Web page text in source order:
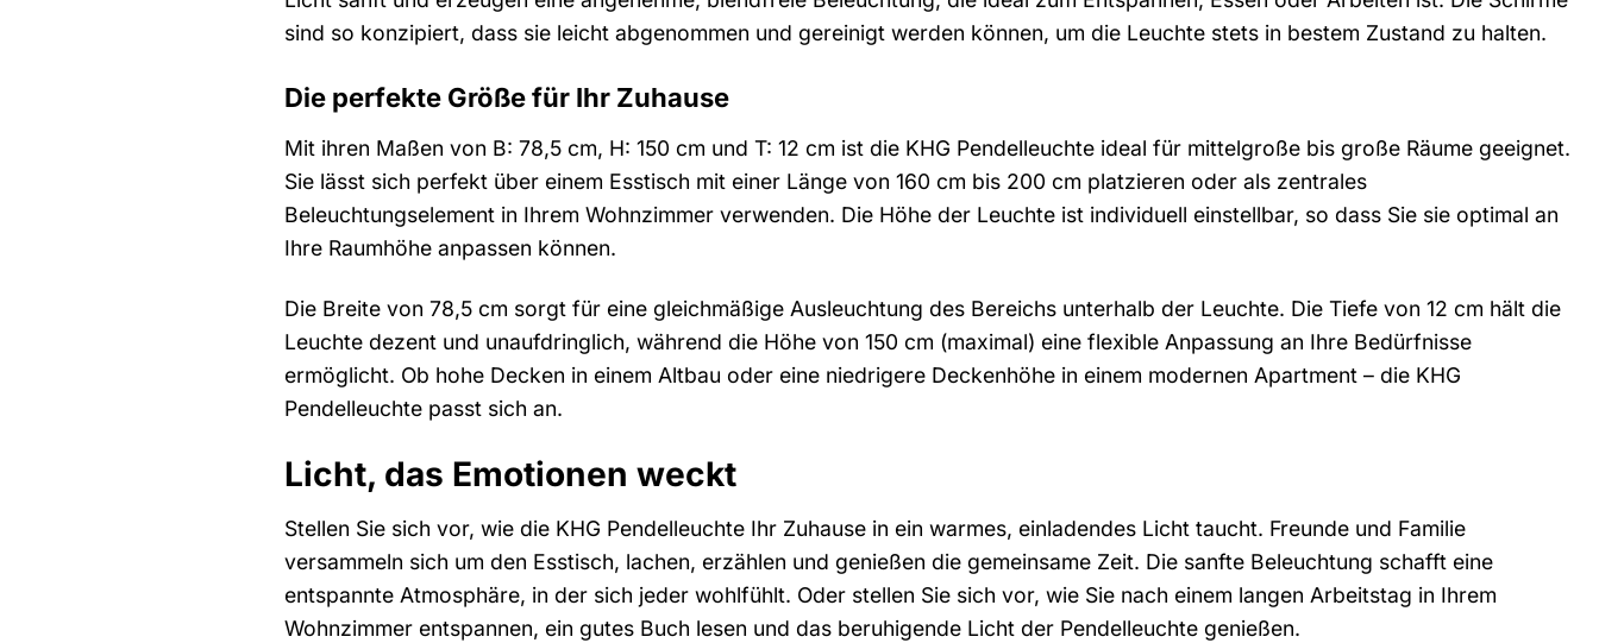
sind so konzipiert, dass sie leicht abgenommen und gereinigt werden können, um die Leuchte stets in bestem Zustand zu halten.
Die perfekte Größe für Ihr Zuhause
Mit ihren Maßen von B: 78,5 cm, H: 150 cm und T: 12 cm ist die KHG Pendelleuchte ideal für mittelgroße bis große Räume geeignet.
Sie lässt sich perfekt über einem Esstisch mit einer Länge von 160 cm bis 200 cm platzieren oder als zentrales
Beleuchtungselement in Ihrem Wohnzimmer verwenden. Die Höhe der Leuchte ist individuell einstellbar, so dass Sie sie optimal an
Ihre Raumhöhe anpassen können.
Die Breite von 78,5 cm sorgt für eine gleichmäßige Ausleuchtung des Bereichs unterhalb der Leuchte. Die Tiefe von 12 cm hält die
Leuchte dezent und unaufdringlich, während die Höhe von 150 cm (maximal) eine flexible Anpassung an Ihre Bedürfnisse
ermöglicht. Ob hohe Decken in einem Altbau oder eine niedrigere Deckenhöhe in einem modernen Apartment – die KHG
Pendelleuchte passt sich an.
Licht, das Emotionen weckt
Stellen Sie sich vor, wie die KHG Pendelleuchte Ihr Zuhause in ein warmes, einladendes Licht taucht. Freunde und Familie
versammeln sich um den Esstisch, lachen, erzählen und genießen die gemeinsame Zeit. Die sanfte Beleuchtung schafft eine
entspannte Atmosphäre, in der sich jeder wohlfühlt. Oder stellen Sie sich vor, wie Sie nach einem langen Arbeitstag in Ihrem
Wohnzimmer entspannen, ein gutes Buch lesen und das beruhigende Licht der Pendelleuchte genießen.